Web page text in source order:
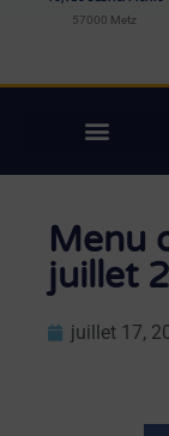
57000 Metz
Menu
juillet
juillet 17,